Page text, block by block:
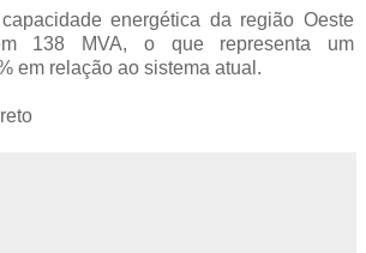
energética da região Oeste
138 MVA, o que representa um
em relação ao sistema atual.